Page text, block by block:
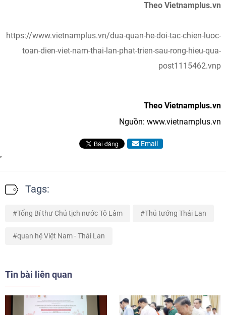
Theo Vietnamplus.vn
https://www.vietnamplus.vn/dua-quan-he-doi-tac-chien-luoc-
toan-dien-viet-nam-thai-lan-phat-trien-sau-rong-hieu-qua-
post1115462.vnp
Theo Vietnamplus.vn
Nguồn: www.vietnamplus.vn
Email
Tags:
Tổng Bí thư Chủ tịch nước Tô Lâm Thủ tướng Thái Lan
quan hệ Việt Nam - Thái Lan
Tin bài liên quan